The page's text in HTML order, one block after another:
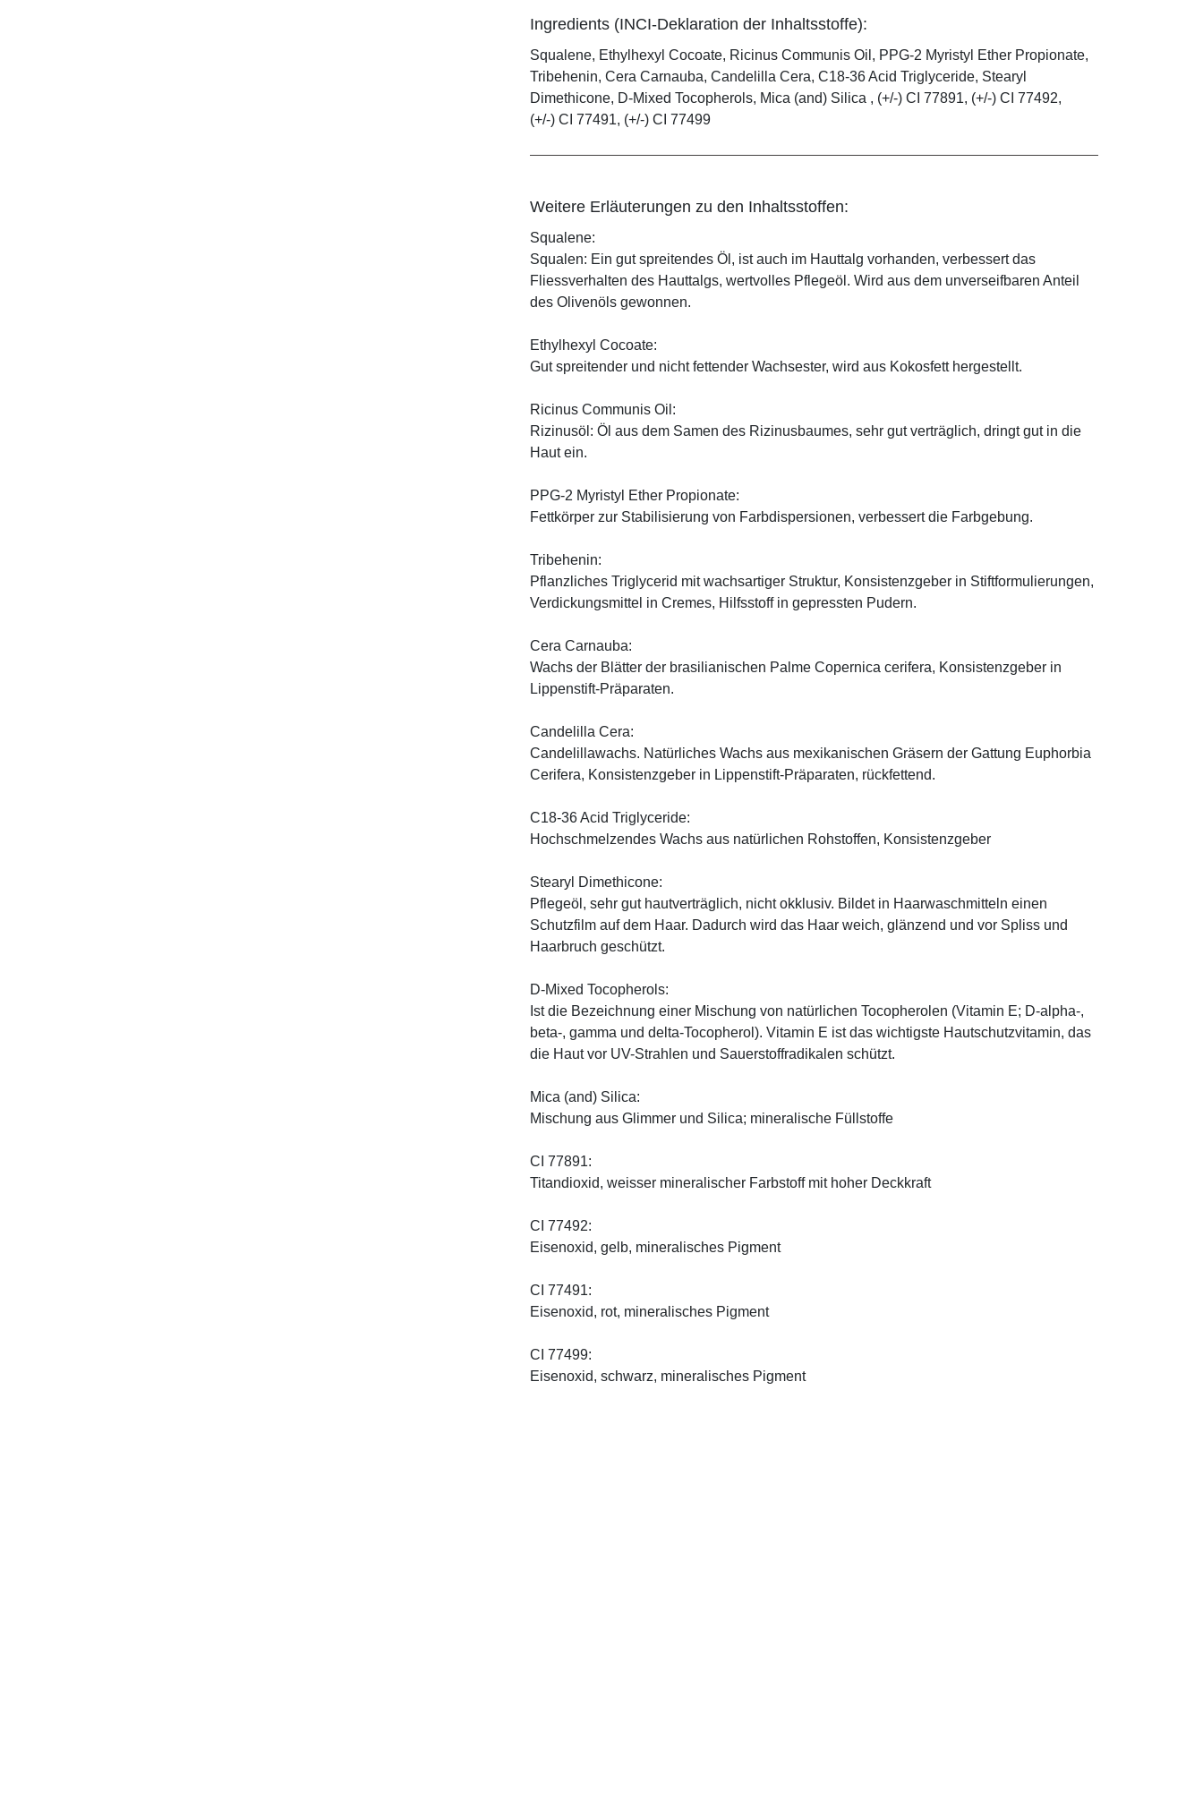
Ingredients (INCI-Deklaration der Inhaltsstoffe):
Squalene, Ethylhexyl Cocoate, Ricinus Communis Oil, PPG-2 Myristyl Ether Propionate,
Tribehenin, Cera Carnauba, Candelilla Cera, C18-36 Acid Triglyceride, Stearyl
Dimethicone, D-Mixed Tocopherols, Mica (and) Silica , (+/-) CI 77891, (+/-) CI 77492,
(+/-) CI 77491, (+/-) CI 77499
Weitere Erläuterungen zu den Inhaltsstoffen:
Squalene:
Squalen: Ein gut spreitendes Öl, ist auch im Hauttalg vorhanden, verbessert das
Fliessverhalten des Hauttalgs, wertvolles Pflegeöl. Wird aus dem unverseifbaren Anteil
des Olivenöls gewonnen.
Ethylhexyl Cocoate:
Gut spreitender und nicht fettender Wachsester, wird aus Kokosfett hergestellt.
Ricinus Communis Oil:
Rizinusöl: Öl aus dem Samen des Rizinusbaumes, sehr gut verträglich, dringt gut in die
Haut ein.
PPG-2 Myristyl Ether Propionate:
Fettkörper zur Stabilisierung von Farbdispersionen, verbessert die Farbgebung.
Tribehenin:
Pflanzliches Triglycerid mit wachsartiger Struktur, Konsistenzgeber in Stiftformulierungen,
Verdickungsmittel in Cremes, Hilfsstoff in gepressten Pudern.
Cera Carnauba:
Wachs der Blätter der brasilianischen Palme Copernica cerifera, Konsistenzgeber in
Lippenstift-Präparaten.
Candelilla Cera:
Candelillawachs. Natürliches Wachs aus mexikanischen Gräsern der Gattung Euphorbia
Cerifera, Konsistenzgeber in Lippenstift-Präparaten, rückfettend.
C18-36 Acid Triglyceride:
Hochschmelzendes Wachs aus natürlichen Rohstoffen, Konsistenzgeber
Stearyl Dimethicone:
Pflegeöl, sehr gut hautverträglich, nicht okklusiv. Bildet in Haarwaschmitteln einen
Schutzfilm auf dem Haar. Dadurch wird das Haar weich, glänzend und vor Spliss und
Haarbruch geschützt.
D-Mixed Tocopherols:
Ist die Bezeichnung einer Mischung von natürlichen Tocopherolen (Vitamin E; D-alpha-,
beta-, gamma und delta-Tocopherol). Vitamin E ist das wichtigste Hautschutzvitamin, das
die Haut vor UV-Strahlen und Sauerstoffradikalen schützt.
Mica (and) Silica:
Mischung aus Glimmer und Silica; mineralische Füllstoffe
CI 77891:
Titandioxid, weisser mineralischer Farbstoff mit hoher Deckkraft
CI 77492:
Eisenoxid, gelb, mineralisches Pigment
CI 77491:
Eisenoxid, rot, mineralisches Pigment
CI 77499:
Eisenoxid, schwarz, mineralisches Pigment